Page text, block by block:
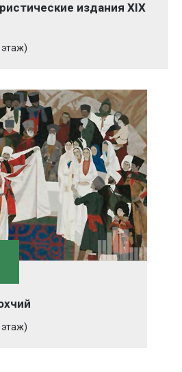
издания XIX
этаж)
этаж)